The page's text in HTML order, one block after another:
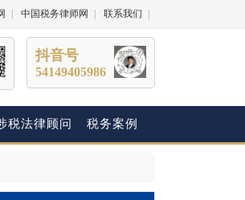
中国税务律师网 联系我们
抖音号
54149405986
税法律顾问 税务案例